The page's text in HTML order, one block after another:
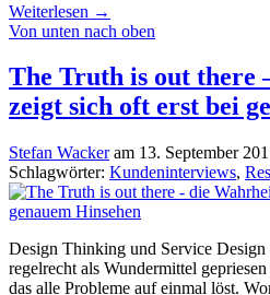
Weiterlesen →
Von unten nach oben
The Truth is out there
zeigt sich oft erst bei
Stefan Wackeram 13. September
Schlagwörter: Kundeninterviews,
Design Thinking und Service Design
regelrecht als Wundermittel
das alle Probleme auf einmal löst.